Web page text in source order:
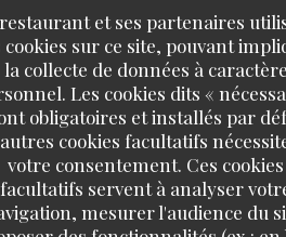
et ses partenaires
cookies sur ce site, pouvant
la collecte de données à
Les cookies dits «
obligatoires et installés par
cookies facultatifs
votre consentement. Ces cookies
facultatifs servent à analyser
mesurer l'audience du
COUVERTS 4
: 4/5 CUISINE:
COUVERTS 3